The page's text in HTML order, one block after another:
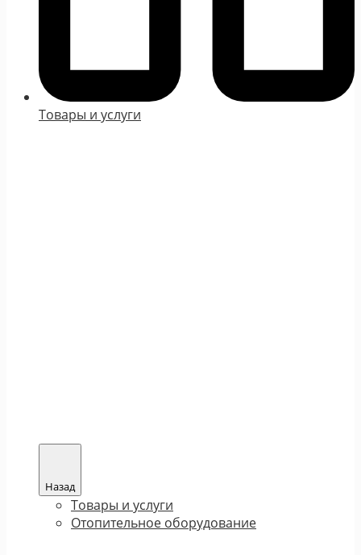
Товары и услуги
Назад
Товары и услуги
Отопительное оборудование